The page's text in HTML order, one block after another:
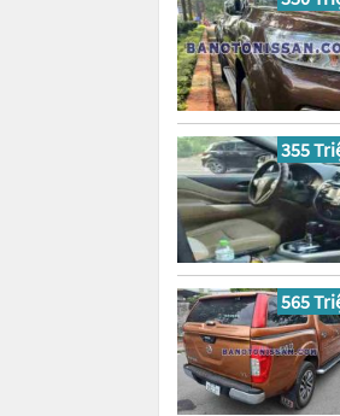
355
565